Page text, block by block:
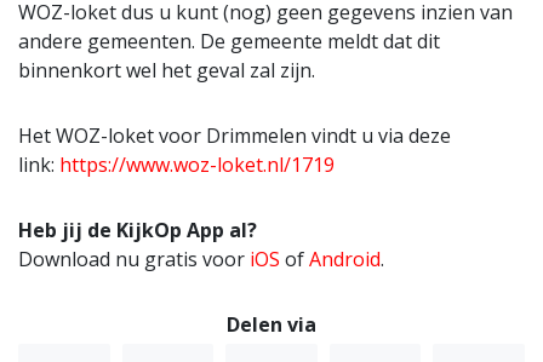
WOZ-loket dus u kunt (nog) geen gegevens inzien van
andere gemeenten. De gemeente meldt dat dit
binnenkort wel het geval zal zijn.
Het WOZ-loket voor Drimmelen vindt u via deze
link: https://www.woz-loket.nl/1719
Heb jij de KijkOp App al?
Download nu gratis voor iOS ofAndroid.
Delen via